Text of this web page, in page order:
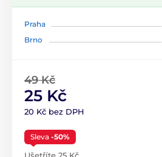
Praha
Brno
49 Kč
25 Kč
20 Kč bez DPH
Sleva -50%